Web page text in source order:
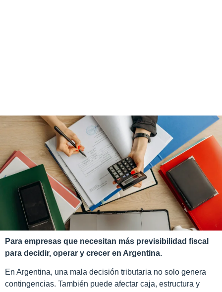
Para empresas que necesitan más previsibilidad fiscal
para decidir, operar y crecer en Argentina.
En Argentina, una mala decisión tributaria no solo genera
contingencias. También puede afectar caja, estructura y